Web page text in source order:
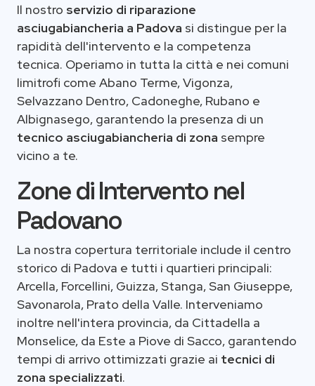
Il nostro servizio di riparazione
asciugabiancheria a Padova si distingue per la
rapidità dell'intervento e la competenza
tecnica. Operiamo in tutta la città e nei comuni
limitrofi come Abano Terme, Vigonza,
Selvazzano Dentro, Cadoneghe, Rubano e
Albignasego, garantendo la presenza di un
tecnico asciugabiancheria di zona sempre
vicino a te.
Zone di Intervento nel
Padovano
La nostra copertura territoriale include il centro
storico di Padova e tutti i quartieri principali:
Arcella, Forcellini, Guizza, Stanga, San Giuseppe,
Savonarola, Prato della Valle. Interveniamo
inoltre nell'intera provincia, da Cittadella a
Monselice, da Este a Piove di Sacco, garantendo
tempi di arrivo ottimizzati grazie ai tecnici di
zona specializzati.